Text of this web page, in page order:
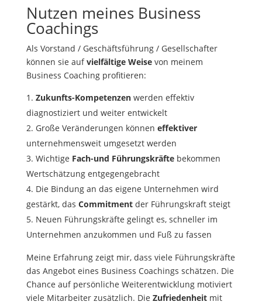
Nutzen meines Business
Coachings
Als Vorstand / Geschäftsführung / Gesellschafter
können sie aufvielfältige Weisevon meinem
Business Coaching profitieren:
Zukunfts-Kompetenzenwerden effektiv
diagnostiziert und weiter entwickelt
Große Veränderungen können effektiver
unternehmensweit umgesetzt werden
Wichtige Fach-und Führungskräftebekommen
Wertschätzung entgegengebracht
Die Bindung an das eigene Unternehmen wird
gestärkt, das Commitmentder Führungskraft steigt
Neuen Führungskräfte gelingt es, schneller im
Unternehmen anzukommen und Fuß zu fassen
Meine Erfahrung zeigt mir, dass viele Führungskräfte
das Angebot eines Business Coachings schätzen. Die
Chance auf persönliche Weiterentwicklung motiviert
viele Mitarbeiter zusätzlich. Die Zufriedenheitmit